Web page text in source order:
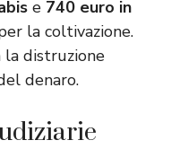
e 740 euro in
la coltivazione.
la distruzione
denaro.